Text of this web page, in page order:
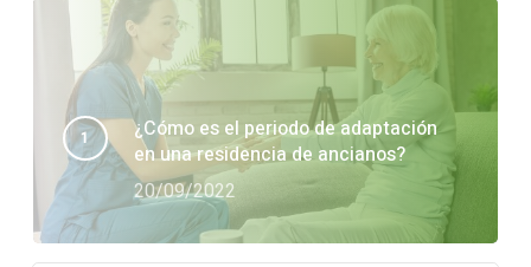
¿Cómo es el periodo de adaptación
en una residencia de ancianos?
20/09/2022